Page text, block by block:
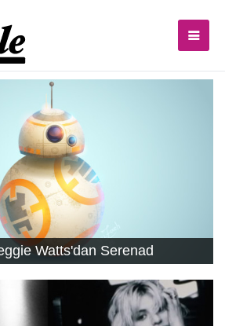
Watts'dan Serenad